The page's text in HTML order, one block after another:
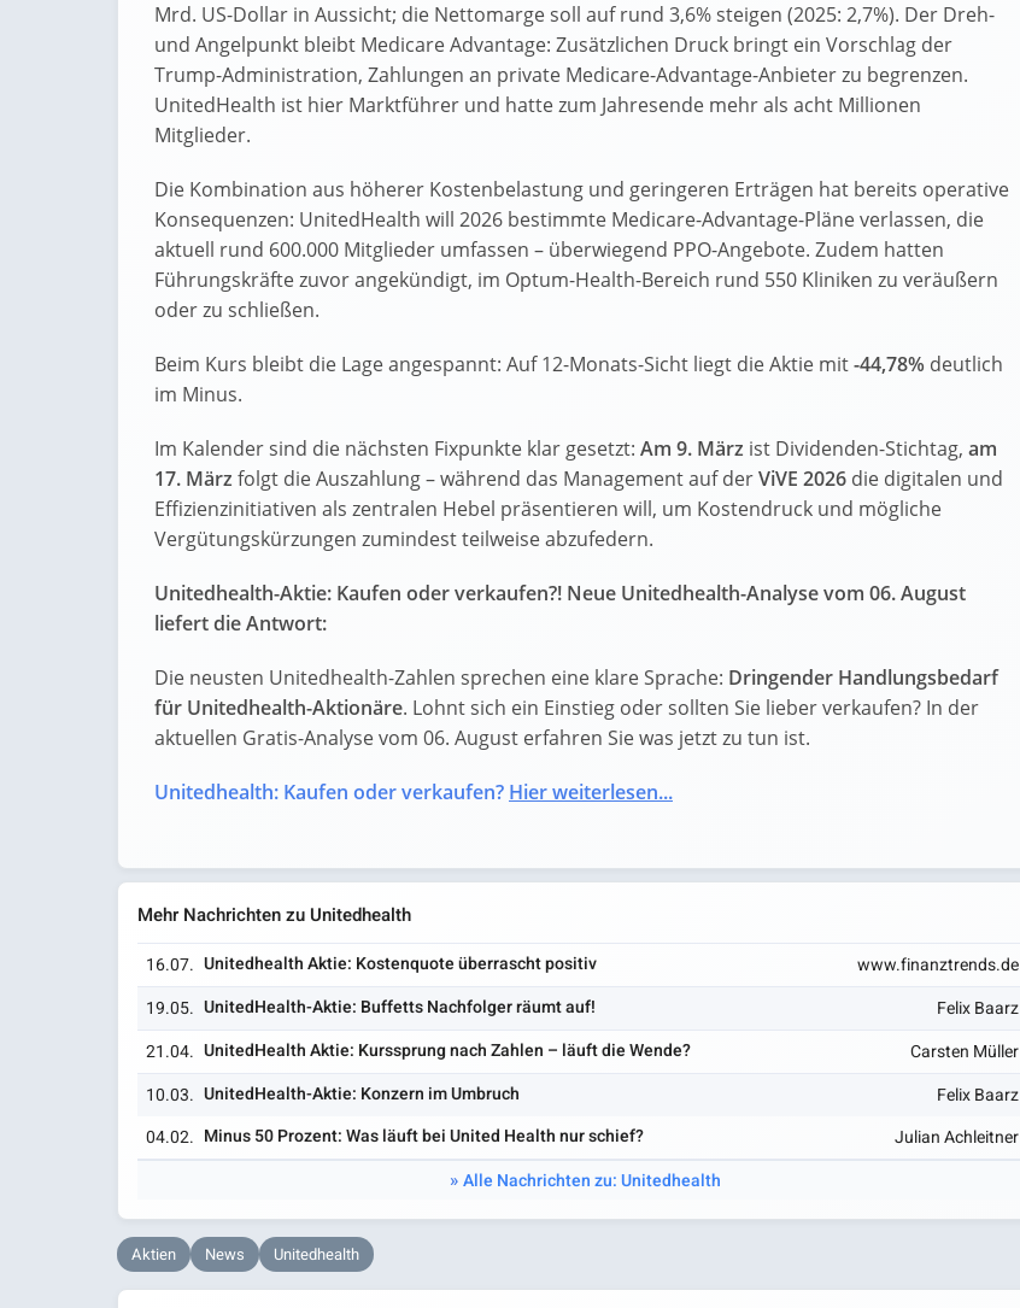
Mrd. US-Dollar in Aussicht; die Nettomarge soll auf rund 3,6% steigen (2025: 2,7%). Der Dreh-
und Angelpunkt bleibt Medicare Advantage: Zusätzlichen Druck bringt ein Vorschlag der
Trump-Administration, Zahlungen an private Medicare-Advantage-Anbieter zu begrenzen.
UnitedHealth ist hier Marktführer und hatte zum Jahresende mehr als acht Millionen
Mitglieder.
Die Kombination aus höherer Kostenbelastung und geringeren Erträgen hat bereits operative
Konsequenzen: UnitedHealth will 2026 bestimmte Medicare-Advantage-Pläne verlassen, die
aktuell rund 600.000 Mitglieder umfassen – überwiegend PPO-Angebote. Zudem hatten
Führungskräfte zuvor angekündigt, im Optum-Health-Bereich rund 550 Kliniken zu veräußern
oder zu schließen.
Beim Kurs bleibt die Lage angespannt: Auf 12-Monats-Sicht liegt die Aktie mit-44,78% deutlich
im Minus.
Im Kalender sind die nächsten Fixpunkte klar gesetzt: Am 9. März ist Dividenden-Stichtag, am
17. März folgt die Auszahlung – während das Management auf derViVE 2026 die digitalen und
Effizienzinitiativen als zentralen Hebel präsentieren will, um Kostendruck und mögliche
Vergütungskürzungen zumindest teilweise abzufedern.
Unitedhealth-Aktie: Kaufen oder verkaufen?! Neue Unitedhealth-Analyse vom 06. August
liefert die Antwort:
Die neusten Unitedhealth-Zahlen sprechen eine klare Sprache: Dringender Handlungsbedarf
für Unitedhealth-Aktionäre. Lohnt sich ein Einstieg oder sollten Sie lieber verkaufen? In der
aktuellen Gratis-Analyse vom 06. August erfahren Sie was jetzt zu tun ist.
Unitedhealth: Kaufen oder verkaufen? Hier weiterlesen...
Mehr Nachrichten zu Unitedhealth
16.07. Unitedhealth Aktie: Kostenquote überrascht positiv
www.finanztrends.de
19.05. UnitedHealth-Aktie: Buffetts Nachfolger räumt auf!
Felix Baarz
21.04. UnitedHealth Aktie: Kurssprung nach Zahlen – läuft die Wende?
Carsten Müller
10.03. UnitedHealth-Aktie: Konzern im Umbruch
Felix Baarz
04.02. Minus 50 Prozent: Was läuft bei United Health nur schief?
Julian Achleitner
Alle Nachrichten zu: Unitedhealth
Aktien News Unitedhealth